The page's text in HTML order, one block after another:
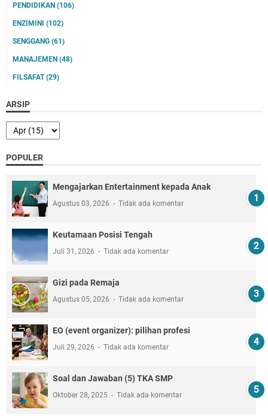
PENDIDIKAN (106)
ENZIMINI (102)
SENGGANG (61)
MANAJEMEN (48)
FILSAFAT(29)
ARSIP
POPULER
Mengajarkan Entertainment kepada Anak
Agustus 03, 2026 Tidak ada komentar
Keutamaan Posisi Tengah
Juli 31, 2026 Tidak ada komentar
Gizi pada Remaja
Agustus 05, 2026 Tidak ada komentar
EO (event organizer): pilihan profesi
Juli 29, 2026 Tidak ada komentar
Soal dan Jawaban (5) TKA SMP
Oktober 28, 2025 Tidak ada komentar